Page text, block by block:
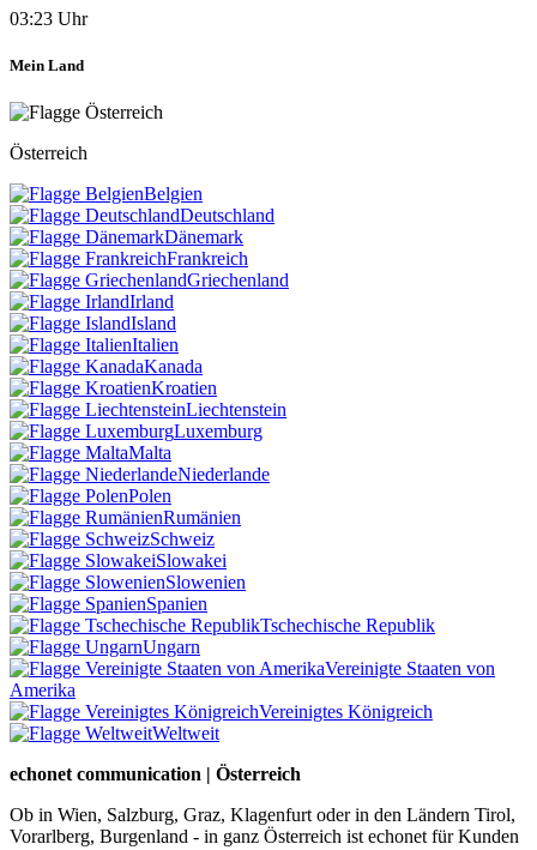
03:23 Uhr
Mein Land
Österreich
Belgien
Deutschland
Dänemark
Frankreich
Griechenland
Irland
Island
Italien
Kanada
Kroatien
Liechtenstein
Luxemburg
Malta
Niederlande
Polen
Rumänien
Schweiz
Slowakei
Slowenien
Spanien
Tschechische Republik
Ungarn
Vereinigte Staaten von
Amerika
Vereinigtes Königreich
Weltweit
echonet communication | Österreich
Ob in Wien, Salzburg, Graz, Klagenfurt oder in den Ländern Tirol,
Vorarlberg, Burgenland - in ganz Österreich ist echonet für Kunden